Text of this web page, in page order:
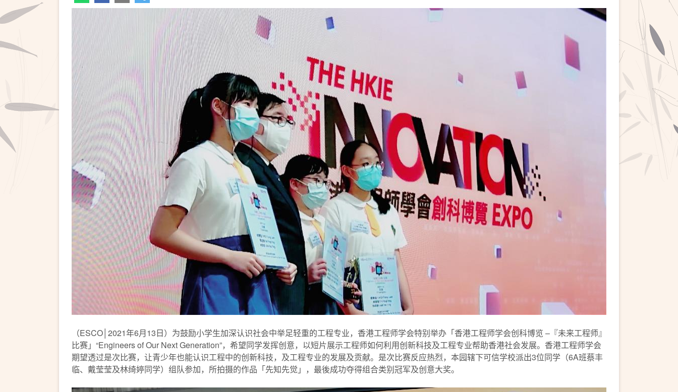
（ESCO│2021年6月13日）为鼓励小学生加深认识社会中举足轻重的工程专业，香港工程师学会特别举办「香港工程师学会创科博览 –『未来工程师』
比赛」“Engineers of Our Next Generation”，希望同学发挥创意，以短片展示工程师如何利用创新科技及工程专业帮助香港社会发展。香港工程师学会
期望透过是次比赛，让青少年也能认识工程中的创新科技，及工程专业的发展及贡献。是次比赛反应热烈，本园辖下可信学校派出3位同学（6A班蔡丰
临、戴莹莹及林绮婷同学）组队参加，所拍摄的作品「先知先觉」，最後成功夺得组合类别冠军及创意大奖。